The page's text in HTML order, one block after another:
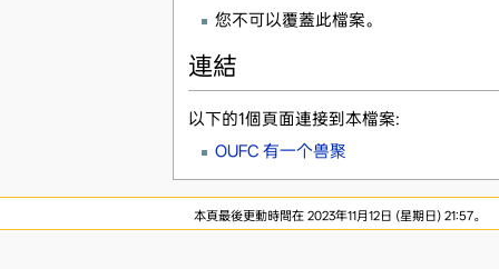
您不可以覆蓋此檔案。
連結
以下的1個頁面連接到本檔案:
OUFC 有一个兽聚
本頁最後更動時間在 2023年11月12日 (星期日) 21:57。